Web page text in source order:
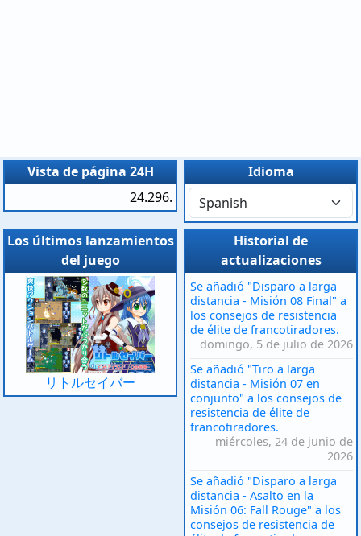
Vista de página 24H
24.296.
Idioma
Los últimos lanzamientos
del juego
リトルセイバー
Historial de
actualizaciones
Se añadió "Disparo a larga
distancia - Misión 08 Final" a
los consejos de resistencia
de élite de francotiradores.
domingo, 5 de julio de 2026
Se añadió "Tiro a larga
distancia - Misión 07 en
conjunto" a los consejos de
resistencia de élite de
francotiradores.
miércoles, 24 de junio de
2026
Se añadió "Disparo a larga
distancia - Asalto en la
Misión 06: Fall Rouge" a los
consejos de resistencia de